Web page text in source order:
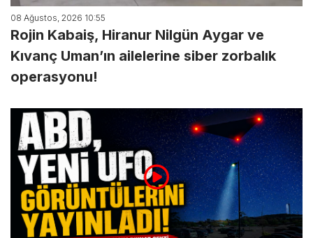
08 Ağustos, 2026 10:55
Rojin Kabaiş, Hiranur Nilgün Aygar ve
Kıvanç Uman’ın ailelerine siber zorbalık
operasyonu!